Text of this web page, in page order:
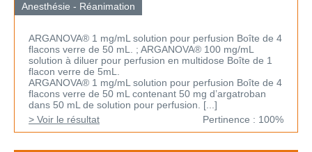
Anesthésie - Réanimation
ARGANOVA® 1 mg/mL solution pour perfusion Boîte de 4
flacons verre de 50 mL. ; ARGANOVA® 100 mg/mL
solution à diluer pour perfusion en multidose Boîte de 1
flacon verre de 5mL.
ARGANOVA® 1 mg/mL solution pour perfusion Boîte de 4
flacons verre de 50 mL contenant 50 mg d’argatroban
dans 50 mL de solution pour perfusion. [...]
> Voir le résultat
Pertinence : 100%